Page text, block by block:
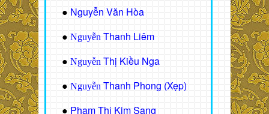
● Nguyễn Văn Hòa
● Nguyễn Thanh Liêm
● Nguyễn Thị Kiều Nga
● Nguyễn Thanh Phong (Xẹp)
● Phạm Thị Kim Sang